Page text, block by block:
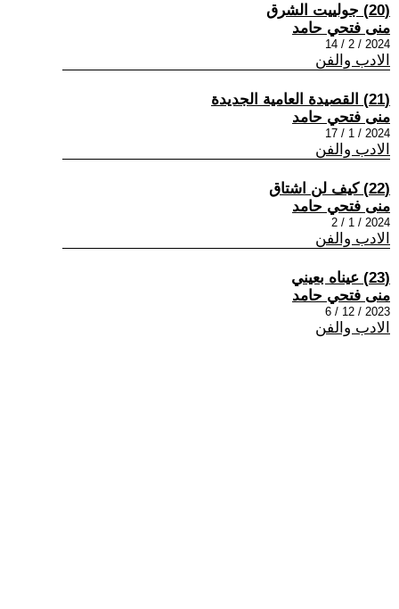
(20) جولييت الشرق
منى فتحي حامد
2024 / 2 / 14
الادب والفن
(21) القصيدة العامية الجديدة
منى فتحي حامد
2024 / 1 / 17
الادب والفن
(22) كيف لن اشتاق
منى فتحي حامد
2024 / 1 / 2
الادب والفن
(23) عيناه بعيني
منى فتحي حامد
2023 / 12 / 6
الادب والفن